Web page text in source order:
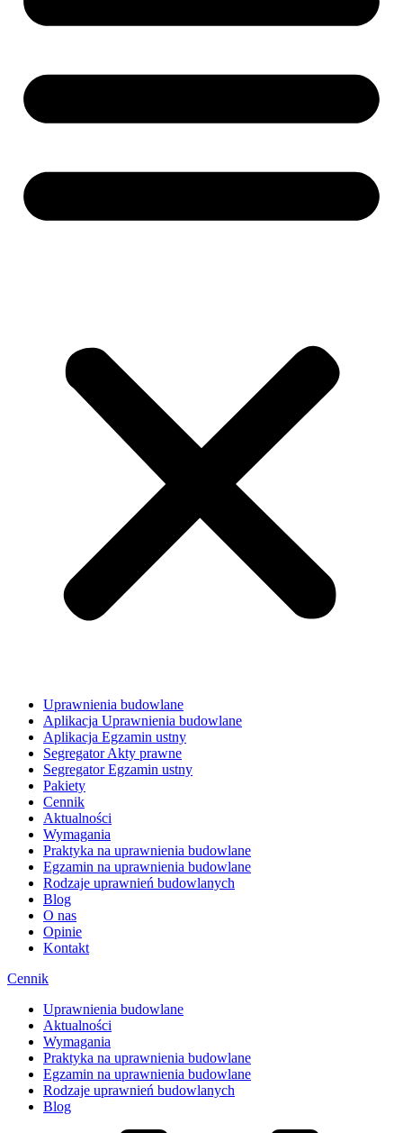
Uprawnienia budowlane
Aplikacja Uprawnienia budowlane
Aplikacja Egzamin ustny
Segregator Akty prawne
Segregator Egzamin ustny
Pakiety
Cennik
Aktualności
Wymagania
Praktyka na uprawnienia budowlane
Egzamin na uprawnienia budowlane
Rodzaje uprawnień budowlanych
Blog
O nas
Opinie
Kontakt
Cennik
Uprawnienia budowlane
Aktualności
Wymagania
Praktyka na uprawnienia budowlane
Egzamin na uprawnienia budowlane
Rodzaje uprawnień budowlanych
Blog